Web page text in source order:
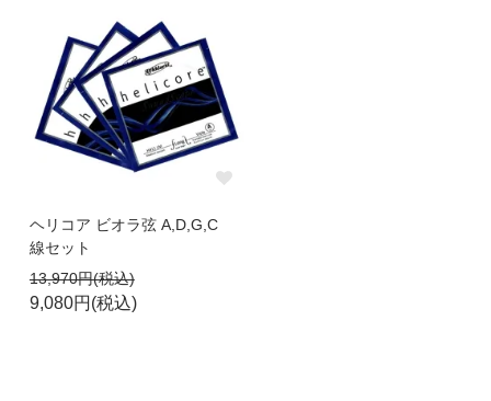
ヘリコア ビオラ弦 A,D,G,C
線セット
13,970円(税込)
9,080円(税込)